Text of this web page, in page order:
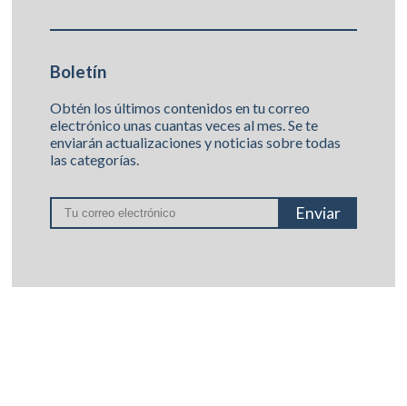
Boletín
Obtén los últimos contenidos en tu correo
electrónico unas cuantas veces al mes. Se te
enviarán actualizaciones y noticias sobre todas
las categorías.
Enviar